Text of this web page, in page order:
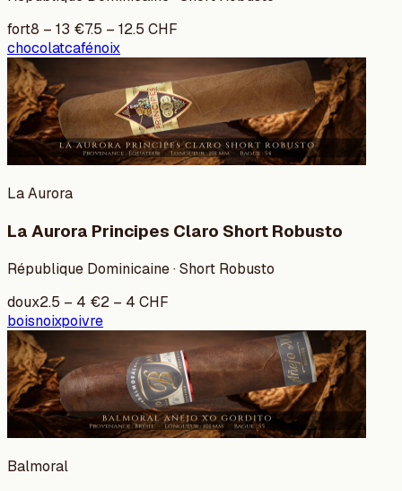
fort8 – 13 €7.5 – 12.5 CHF
chocolatcafénoix
La Aurora
La Aurora Principes Claro Short Robusto
République Dominicaine · Short Robusto
doux2.5 – 4 €2 – 4 CHF
boisnoixpoivre
Balmoral